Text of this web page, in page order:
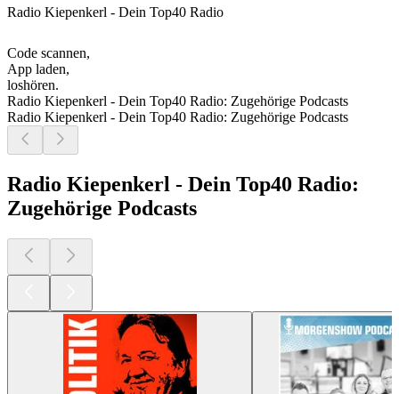
Radio Kiepenkerl - Dein Top40 Radio
Code scannen,
App laden,
loshören.
Radio Kiepenkerl - Dein Top40 Radio: Zugehörige Podcasts
Radio Kiepenkerl - Dein Top40 Radio: Zugehörige Podcasts
Radio Kiepenkerl - Dein Top40 Radio:
Zugehörige Podcasts